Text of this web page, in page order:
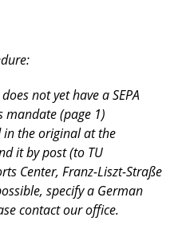
not yet have a SEPA
(page 1)
the original at the
it by post (to TU
Center, Franz-Liszt-Straße
specify a German
contact our office.